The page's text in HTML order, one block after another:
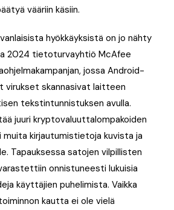
vääriin käsiin.
hyökkäyksistä on jo nähty
2024 tietoturvayhtiö McAfee
jossa Android-
virukset skannasivat laitteen
tekstintunnistuksen avulla.
juuri kryptovaluuttalompakoiden
muita kirjautumistietoja kuvista ja
Tapauksessa satojen vilpillisten
onnistuneesti lukuisia
käyttäjien puhelimista. Vaikka
kautta ei ole vielä